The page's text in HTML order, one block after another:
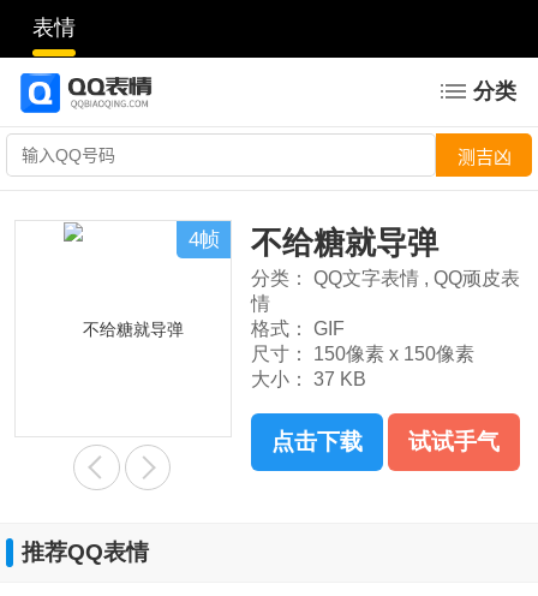
表情
分类
4帧 不给糖就导弹
分类： QQ文字表情 , QQ顽皮表
情
格式：
GIF
尺寸：
150像素 x 150像素
大小：
37 KB
点击下载 试试手气
推荐QQ表情